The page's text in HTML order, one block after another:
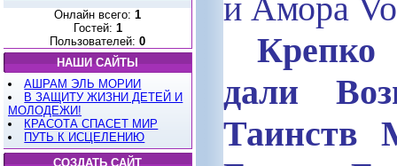
Онлайн всего: 1
Гостей: 1
Пользователей: 0
НАШИ САЙТЫ
АШРАМ ЭЛЬ МОРИИ
В ЗАЩИТУ ЖИЗНИ ДЕТЕЙ И
МОЛОДЕЖИ!
КРАСОТА СПАСЕТ МИР
ПУТЬ К ИСЦЕЛЕНИЮ
СОЗДАТЬ САЙТ
и Амора
Крепко
дали
Таинств